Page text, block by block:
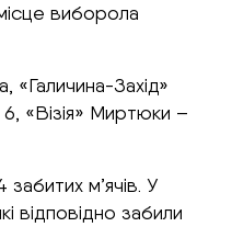
виборола
«Галичина-Захід»
«Візія» Миртюки –
м’ячів. У
відповідно забили